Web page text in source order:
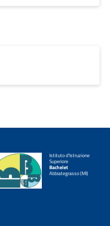
Istituto d'Istruzione
Superiore
Bachelet
Abbiategrasso (MI)